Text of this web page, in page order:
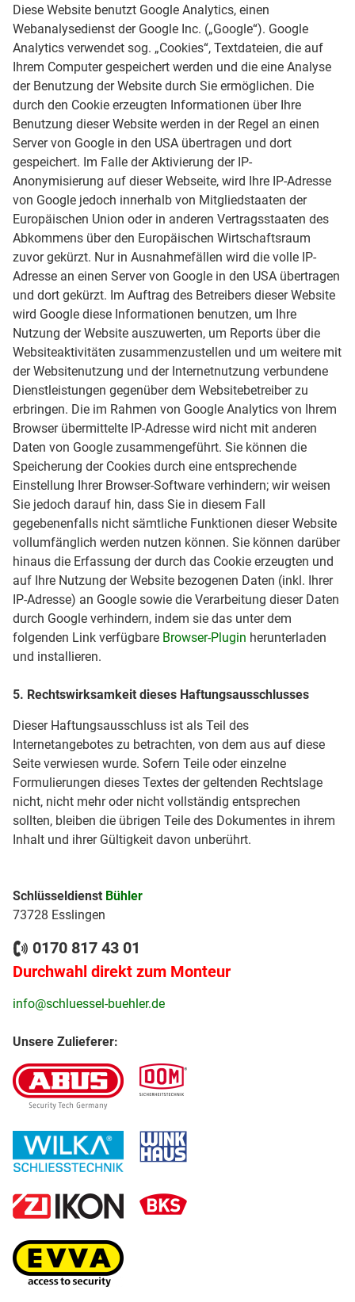
Diese Website benutzt Google Analytics, einen
Webanalysedienst der Google Inc. („Google“). Google
Analytics verwendet sog. „Cookies“, Textdateien, die auf
Ihrem Computer gespeichert werden und die eine Analyse
der Benutzung der Website durch Sie ermöglichen. Die
durch den Cookie erzeugten Informationen über Ihre
Benutzung dieser Website werden in der Regel an einen
Server von Google in den USA übertragen und dort
gespeichert. Im Falle der Aktivierung der IP-
Anonymisierung auf dieser Webseite, wird Ihre IP-Adresse
von Google jedoch innerhalb von Mitgliedstaaten der
Europäischen Union oder in anderen Vertragsstaaten des
Abkommens über den Europäischen Wirtschaftsraum
zuvor gekürzt. Nur in Ausnahmefällen wird die volle IP-
Adresse an einen Server von Google in den USA übertragen
und dort gekürzt. Im Auftrag des Betreibers dieser Website
wird Google diese Informationen benutzen, um Ihre
Nutzung der Website auszuwerten, um Reports über die
Websiteaktivitäten zusammenzustellen und um weitere mit
der Websitenutzung und der Internetnutzung verbundene
Dienstleistungen gegenüber dem Websitebetreiber zu
erbringen. Die im Rahmen von Google Analytics von Ihrem
Browser übermittelte IP-Adresse wird nicht mit anderen
Daten von Google zusammengeführt. Sie können die
Speicherung der Cookies durch eine entsprechende
Einstellung Ihrer Browser-Software verhindern; wir weisen
Sie jedoch darauf hin, dass Sie in diesem Fall
gegebenenfalls nicht sämtliche Funktionen dieser Website
vollumfänglich werden nutzen können. Sie können darüber
hinaus die Erfassung der durch das Cookie erzeugten und
auf Ihre Nutzung der Website bezogenen Daten (inkl. Ihrer
IP-Adresse) an Google sowie die Verarbeitung dieser Daten
durch Google verhindern, indem sie das unter dem
folgenden Link verfügbare Browser-Plugin herunterladen
und installieren.
5. Rechtswirksamkeit dieses Haftungsausschlusses
Dieser Haftungsausschluss ist als Teil des
Internetangebotes zu betrachten, von dem aus auf diese
Seite verwiesen wurde. Sofern Teile oder einzelne
Formulierungen dieses Textes der geltenden Rechtslage
nicht, nicht mehr oder nicht vollständig entsprechen
sollten, bleiben die übrigen Teile des Dokumentes in ihrem
Inhalt und ihrer Gültigkeit davon unberührt.
Schlüsseldienst Bühler
73728 Esslingen
0170 817 43 01
Durchwahl direkt zum Monteur
info@schluessel-buehler.de
Unsere Zulieferer: